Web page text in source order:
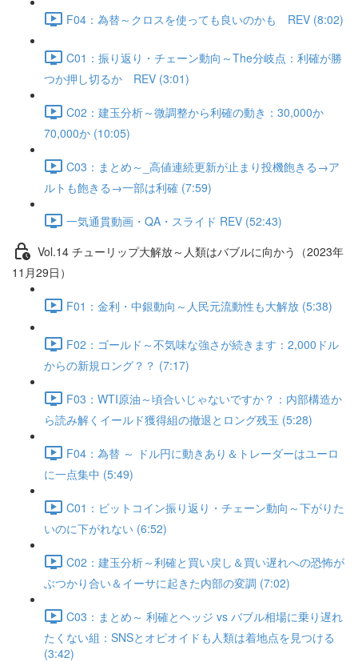
F04：為替～クロスを使っても良いのかも REV (8:02)
C01：振り返り・チェーン動向～The分岐点：利確が勝
つか押し切るか REV (3:01)
C02：建玉分析～微調整から利確の動き：30,000か
70,000か (10:05)
C03：まとめ～_高値連続更新が止まり投機飽きる→ア
ルトも飽きる→一部は利確 (7:59)
一気通貫動画・QA・スライド REV (52:43)
Vol.14 チューリップ大解放～人類はバブルに向かう（2023年
11月29日）
F01：金利・中銀動向～人民元流動性も大解放 (5:38)
F02：ゴールド～不気味な強さが続きます：2,000ドル
からの新規ロング？？ (7:17)
F03：WTI原油～頃合いじゃないですか？：内部構造か
ら読み解くイールド獲得組の撤退とロング残玉 (5:28)
F04：為替 ～ ドル円に動きあり＆トレーダーはユーロ
に一点集中 (5:49)
C01：ビットコイン振り返り・チェーン動向～下がりた
いのに下がれない (6:52)
C02：建玉分析～利確と買い戻し＆買い遅れへの恐怖が
ぶつかり合い＆イーサに起きた内部の変調 (7:02)
C03：まとめ～ 利確とヘッジ vs バブル相場に乗り遅れ
たくない組：SNSとオピオイドも人類は着地点を見つける
(3:42)